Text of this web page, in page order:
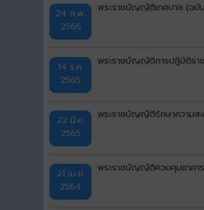
24 ก.พ.
2566
พระราชบัญญัติเทศบาล (ฉบั
14 ธ.ค.
2565
พระราชบัญญัติการปฏิบัติรา
22 มี.ค.
2565
พระราชบัญญัติรักษาความสะ
21 เม.ย.
2564
พระราชบัญญัติควบคุมอาคา